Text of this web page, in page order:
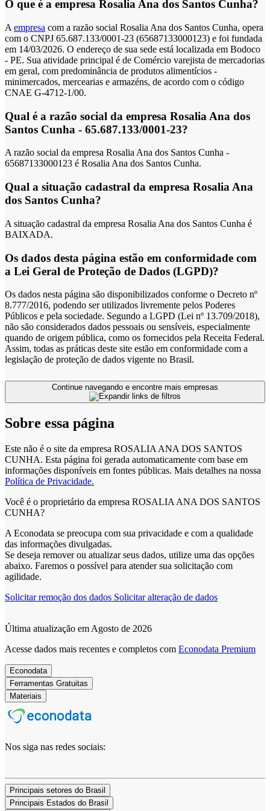
O que é a empresa Rosalia Ana dos Santos Cunha?
A empresa com a razão social Rosalia Ana dos Santos Cunha, opera
com o CNPJ 65.687.133/0001-23 (65687133000123) e foi fundada
em 14/03/2026. O endereço de sua sede está localizada em Bodoco
- PE. Sua atividade principal é de Comércio varejista de mercadorias
em geral, com predominância de produtos alimentícios -
minimercados, mercearias e armazéns, de acordo com o código
CNAE G-4712-1/00.
Qual é a razão social da empresa Rosalia Ana dos
Santos Cunha - 65.687.133/0001-23?
A razão social da empresa Rosalia Ana dos Santos Cunha -
65687133000123 é Rosalia Ana dos Santos Cunha.
Qual a situação cadastral da empresa Rosalia Ana
dos Santos Cunha?
A situação cadastral da empresa Rosalia Ana dos Santos Cunha é
BAIXADA.
Os dados desta página estão em conformidade com
a Lei Geral de Proteção de Dados (LGPD)?
Os dados nesta página são disponibilizados conforme o Decreto nº
8.777/2016, podendo ser utilizados livremente pelos Poderes
Públicos e pela sociedade. Segundo a LGPD (Lei nº 13.709/2018),
não são considerados dados pessoais ou sensíveis, especialmente
quando de origem pública, como os fornecidos pela Receita Federal.
Assim, todas as práticas deste site estão em conformidade com a
legislação de proteção de dados vigente no Brasil.
Sobre essa página
Este não é o site da empresa ROSALIA ANA DOS SANTOS
CUNHA. Esta página foi gerada automaticamente com base em
informações disponíveis em fontes públicas. Mais detalhes na nossa
Política de Privacidade.
Você é o proprietário da empresa ROSALIA ANA DOS SANTOS
CUNHA?
A Econodata se preocupa com sua privacidade e com a qualidade
das informações divulgadas.
Se deseja remover ou atualizar seus dados, utilize uma das opções
abaixo. Faremos o possível para atender sua solicitação com
agilidade.
Solicitar remoção dos dados Solicitar alteração de dados
Última atualização em Agosto de 2026
Acesse dados mais recentes e completos com Econodata Premium
Econodata
Ferramentas Gratuitas
Materiais
Nos siga nas redes sociais:
Principais setores do Brasil
Principais Estados do Brasil